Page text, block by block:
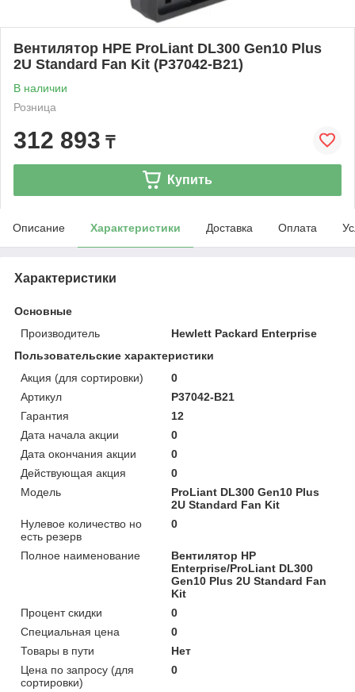
Вентилятор HPE ProLiant DL300 Gen10 Plus
2U Standard Fan Kit (P37042-B21)
В наличии
Розница
312 893 ₸
Купить
Описание Характеристики Доставка Оплата
Характеристики
Основные
Производитель
Hewlett Packard Enterprise
Пользовательские характеристики
Акция (для сортировки)
0
Артикул
P37042-B21
Гарантия
12
Дата начала акции
0
Дата окончания акции
0
Действующая акция
0
Модель
ProLiant DL300 Gen10 Plus
2U Standard Fan Kit
Нулевое количество но
есть резерв
0
Полное наименование
Вентилятор HP
Enterprise/ProLiant DL300
Gen10 Plus 2U Standard Fan
Kit
Процент скидки
0
Специальная цена
0
Товары в пути
Нет
Цена по запросу (для
сортировки)
0